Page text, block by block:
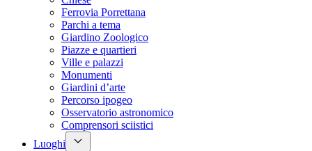
Ferrovia Porrettana
Parchi a tema
Giardino Zoologico
Piazze e quartieri
Ville e palazzi
Monumenti
Giardini d’arte
Percorso ipogeo
Osservatorio astronomico
Comprensori sciistici
Luoghi